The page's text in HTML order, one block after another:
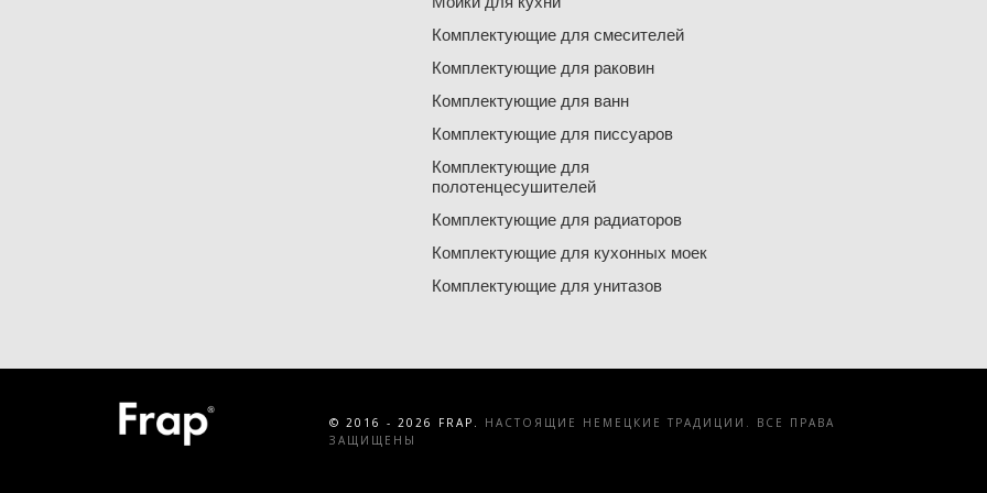
Комплектующие для смесителей
Комплектующие для раковин
Комплектующие для ванн
Комплектующие для писсуаров
Комплектующие для
полотенцесушителей
Комплектующие для радиаторов
Комплектующие для кухонных моек
Комплектующие для унитазов
© 2016 - 2026 FRAP.
НАСТОЯЩИЕ НЕМЕЦКИЕ ТРАДИЦИИ. ВСЕ ПРАВА
ЗАЩИЩЕНЫ